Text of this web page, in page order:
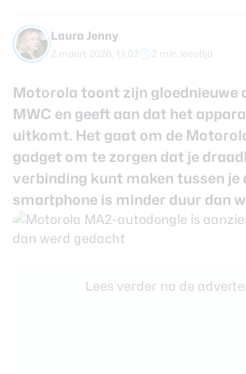
Laura Jenny
2 maart 2026, 11:02 2 min leestijd
Motorola toont zijn gloednieuwe
MWC en geeft aan dat het
uitkomt. Het gaat om de
gadget om te zorgen dat je
verbinding kunt maken tussen je
smartphone is minder duur dan
Lees verder na de
Login